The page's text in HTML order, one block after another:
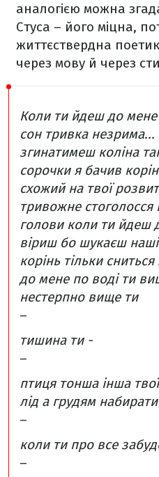
аналогією можна
Стуса – його міцна,
життєствердна
через мову й через
Коли ти йдеш до мене
сон тривка незрима...
згинатимеш коліна
сорочки я бачив
схожий на твої
тривожне стоголосся
голови коли ти йдеш
віришбо шукаєш
корінь тільки сниться
до мене по водіти
нестерпно вище ти
–
тишинати -
–
птицятоншаінша
ліда грудям набирати
–
коли ти про все
–